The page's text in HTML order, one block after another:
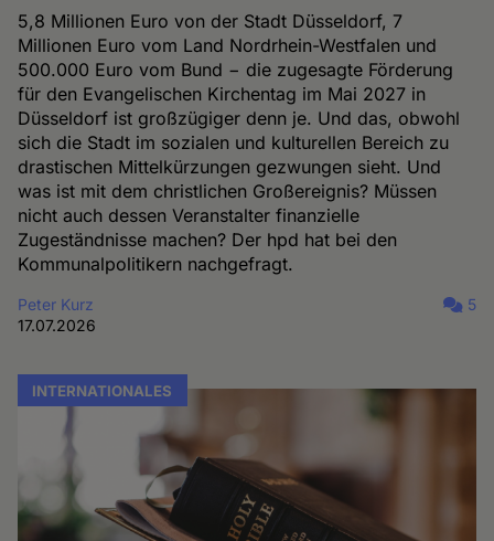
5,8 Millionen Euro von der Stadt Düsseldorf, 7
Millionen Euro vom Land Nordrhein-Westfalen und
500.000 Euro vom Bund − die zugesagte Förderung
für den Evangelischen Kirchentag im Mai 2027 in
Düsseldorf ist großzügiger denn je. Und das, obwohl
sich die Stadt im sozialen und kulturellen Bereich zu
drastischen Mittelkürzungen gezwungen sieht. Und
was ist mit dem christlichen Großereignis? Müssen
nicht auch dessen Veranstalter finanzielle
Zugeständnisse machen? Der hpd hat bei den
Kommunalpolitikern nachgefragt.
Peter Kurz
17.07.2026
5
INTERNATIONALES